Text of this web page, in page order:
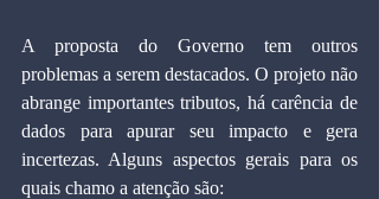
A proposta do Governo tem outros
problemas a serem destacados. O projeto não
abrange importantes tributos, há carência de
dados para apurar seu impacto e gera
incertezas. Alguns aspectos gerais para os
quais chamo a atenção são: